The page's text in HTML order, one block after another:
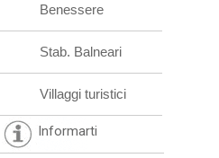
Benessere
Stab. Balneari
Villaggi turistici
Informarti